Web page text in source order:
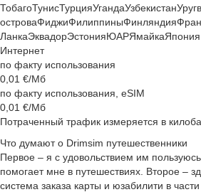
ТобагоТунисТурцияУгандаУзбекистан
островаФиджиФилиппиныФинляндия
ЛанкаЭквадорЭстонияЮАРЯмайкаЯпония
Интернет
по факту использования
0,01 €/Мб
по факту использования, eSIM
0,01 €/Мб
Потраченный трафик измеряется в
Что думают о Drimsim путешественники
Первое – я с удовольствием им
помогает мне в путешествиях. Второе –
система заказа карты и юзабилити в